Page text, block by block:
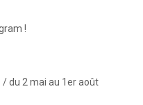
!
/ du 2 mai au 1er août